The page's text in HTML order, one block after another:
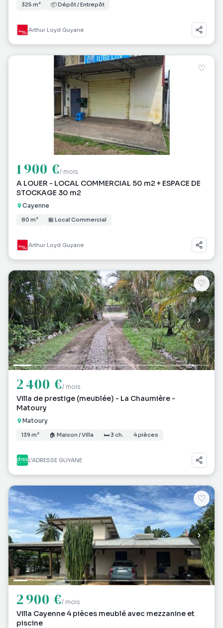
325 m² 📦 Dépôt / Entrepôt
Arthur Loyd Guyane
♡
1 900 €/ mois
A LOUER - LOCAL COMMERCIAL 50 m2 + ESPACE DE
STOCKAGE 30 m2
Cayenne
80 m² 🏪 Local Commercial
Arthur Loyd Guyane
♡
2 400 €/ mois
Villa de prestige (meublée) - La Chaumière -
Matoury
Matoury
139 m² 🏠 Maison / Villa 🛏 3 ch. 4 pièces
L'ADRESSE GUYANE
♡
2 900 €/ mois
Villa Cayenne 4 pièces meublé avec mezzanine et
piscine